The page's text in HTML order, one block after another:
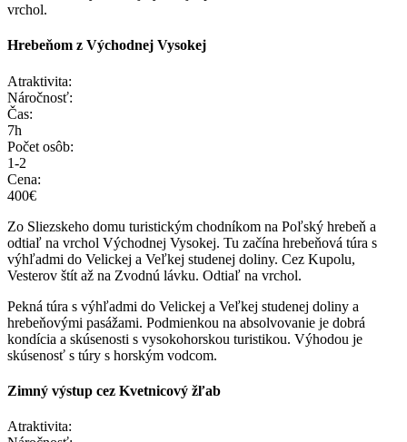
vrchol.
Hrebeňom z Východnej Vysokej
Atraktivita:
Náročnosť:
Čas:
7h
Počet osôb:
1-2
Cena:
400€
Zo Sliezskeho domu turistickým chodníkom na Poľský hrebeň a
odtiaľ na vrchol Východnej Vysokej. Tu začína hrebeňová túra s
výhľadmi do Velickej a Veľkej studenej doliny. Cez Kupolu,
Vesterov štít až na Zvodnú lávku. Odtiaľ na vrchol.
Pekná túra s výhľadmi do Velickej a Veľkej studenej doliny a
hrebeňovými pasážami. Podmienkou na absolvovanie je dobrá
kondícia a skúsenosti s vysokohorskou turistikou. Výhodou je
skúsenosť s túry s horským vodcom.
Zimný výstup cez Kvetnicový žľab
Atraktivita: